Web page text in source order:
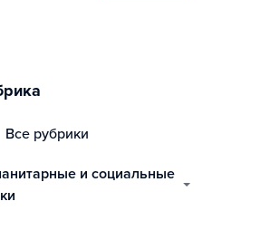
Все рубрики